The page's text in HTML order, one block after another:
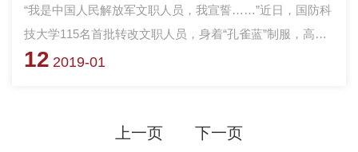
“我是中国人民解放军文职人员，我宣誓……”近日，国防科
技大学115名首批转改文职人员，身着“孔雀蓝”制服，高举
右手，面对军旗庄严宣誓。铿锵有力的誓言，表达出不忘初
12 2019-01
上一页 下一页